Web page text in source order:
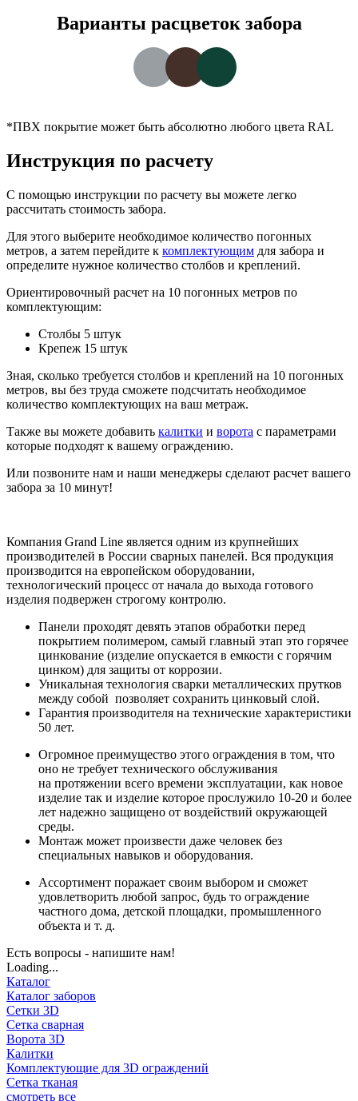
Варианты расцветок забора
*ПВХ покрытие может быть абсолютно любого цвета RAL
Инструкция по расчету
С помощью инструкции по расчету вы можете легко
рассчитать стоимость забора.
Для этого выберите необходимое количество погонных
метров, а затем перейдите к комплектующим для забора и
определите нужное количество столбов и креплений.
Ориентировочный расчет на 10 погонных метров по
комплектующим:
Столбы 5 штук
Крепеж 15 штук
Зная, сколько требуется столбов и креплений на 10 погонных
метров, вы без труда сможете подсчитать необходимое
количество комплектующих на ваш метраж.
Также вы можете добавить калитки и ворота с параметрами
которые подходят к вашему ограждению.
Или позвоните нам и наши менеджеры сделают расчет вашего
забора за 10 минут!
Компания Grand Line является одним из крупнейших
производителей в России сварных панелей. Вся продукция
производится на европейском оборудовании,
технологический процесс от начала до выхода готового
изделия подвержен строгому контролю.
Панели проходят девять этапов обработки перед
покрытием полимером, самый главный этап это горячее
цинкование (изделие опускается в емкости с горячим
цинком) для защиты от коррозии.
Уникальная технология сварки металлических прутков
между собой позволяет сохранить цинковый слой.
Гарантия производителя на технические характеристики
50 лет.
Огромное преимущество этого ограждения в том, что
оно не требует технического обслуживания
на протяжении всего времени эксплуатации, как новое
изделие так и изделие которое прослужило 10-20 и более
лет надежно защищено от воздействий окружающей
среды.
Монтаж может произвести даже человек без
специальных навыков и оборудования.
Ассортимент поражает своим выбором и сможет
удовлетворить любой запрос, будь то ограждение
частного дома, детской площадки, промышленного
объекта и т. д.
Есть вопросы - напишите нам!
Loading...
Каталог
Каталог заборов
Сетки 3D
Сетка сварная
Ворота 3D
Калитки
Комплектующие для 3D ограждений
Сетка тканая
смотреть все